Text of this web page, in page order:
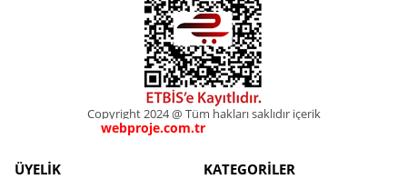
Copyright 2024 @ Tüm hakları saklıdır içerik
webproje.com.trwebproje.com.tr
ÜYELİK KATEGORİLER